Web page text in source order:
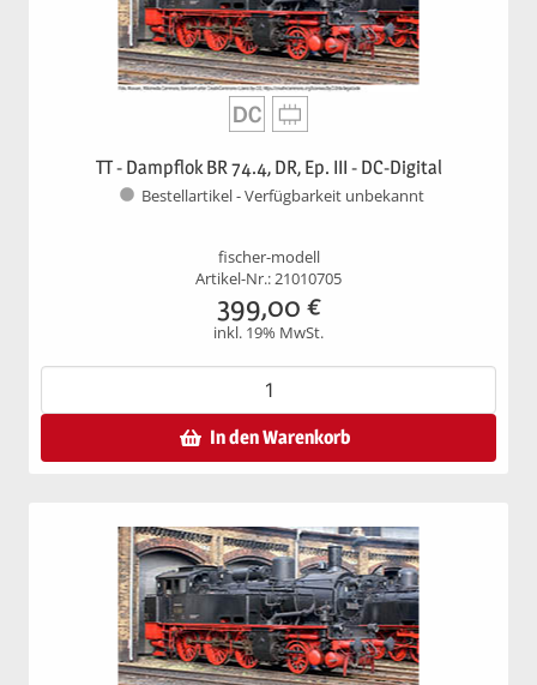
TT - Dampflok BR 74.4, DR, Ep. III - DC-Digital
Bestellartikel - Verfügbarkeit unbekannt
fischer-modell
Artikel-Nr.: 21010705
399,00 €
inkl. 19% MwSt.
In den Warenkorb